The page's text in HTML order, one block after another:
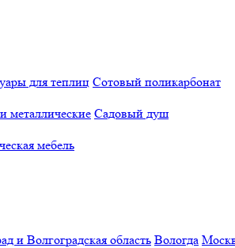
для теплиц Сотовый поликарбонат
металлические Садовый душ
мебель
и Волгоградская область Вологда